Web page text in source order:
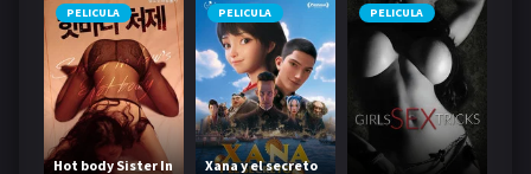
PELICULA
Hot body Sister In
PELICULA
Xana y el secreto
PELICULA